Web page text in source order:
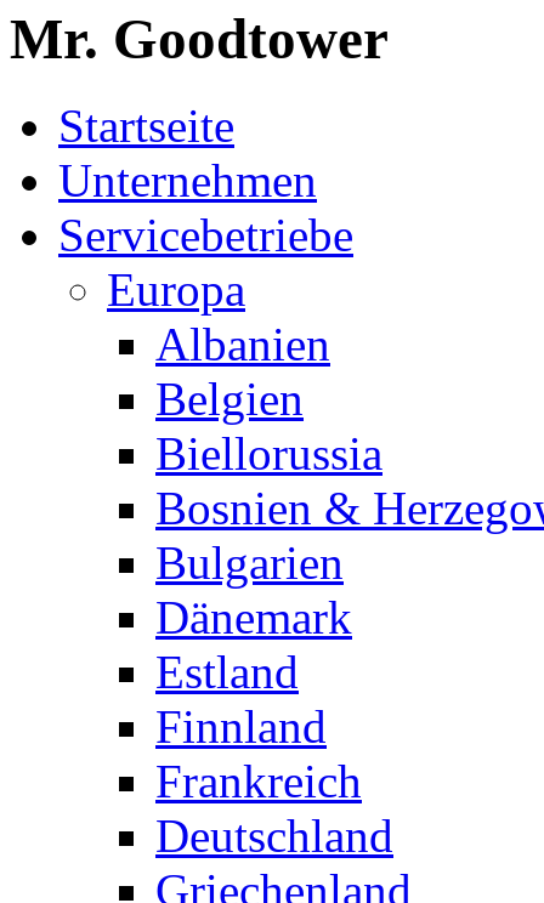
Mr. Goodtower
Startseite
Unternehmen
Servicebetriebe
Europa
Albanien
Belgien
Biellorussia
Bosnien &
Bulgarien
Dänemark
Estland
Finnland
Frankreich
Deutschland
Griechenland